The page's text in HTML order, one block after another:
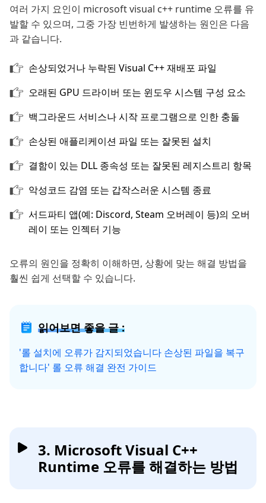
여러 가지 요인이 microsoft visual c++ runtime 오류를 유
발할 수 있으며, 그중 가장 빈번하게 발생하는 원인은 다음
과 같습니다.
손상되었거나 누락된 Visual C++ 재배포 파일
오래된 GPU 드라이버 또는 윈도우 시스템 구성 요소
백그라운드 서비스나 시작 프로그램으로 인한 충돌
손상된 애플리케이션 파일 또는 잘못된 설치
결함이 있는 DLL 종속성 또는 잘못된 레지스트리 항목
악성코드 감염 또는 갑작스러운 시스템 종료
서드파티 앱(예: Discord, Steam 오버레이 등)의 오버
레이 또는 인젝터 기능
오류의 원인을 정확히 이해하면, 상황에 맞는 해결 방법을
훨씬 쉽게 선택할 수 있습니다.
읽어보면 좋을 글 :
'롤 설치에 오류가 감지되었습니다 손상된 파일을 복구
합니다' 롤 오류 해결 완전 가이드
3. Microsoft Visual C++
Runtime 오류를 해결하는 방법